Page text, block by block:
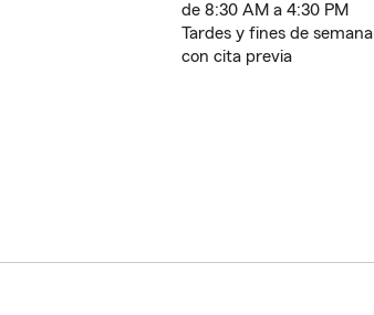
de 8:30 AM a 4:30 PM
Tardes y fines de semana
con cita previa